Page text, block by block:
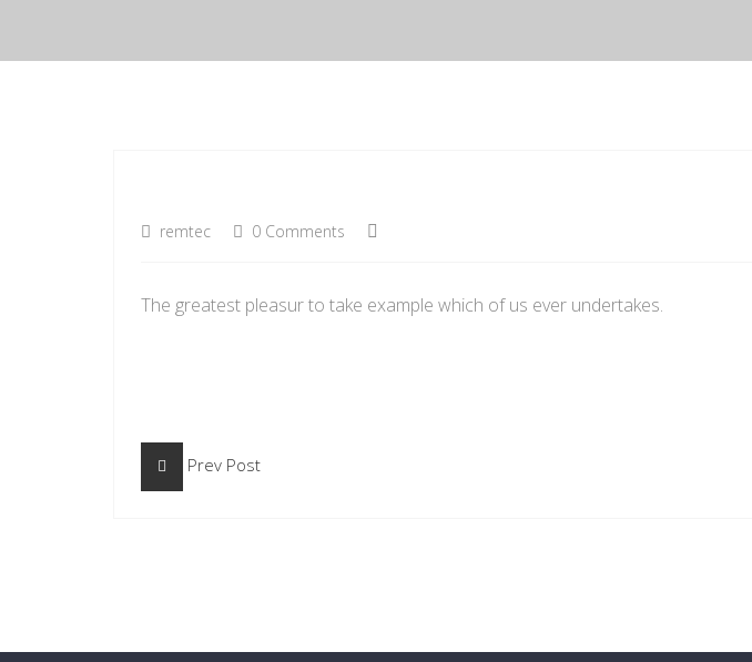
remtec 0 Comments
The greatest pleasur to take example which of us ever undertakes.
Prev Post